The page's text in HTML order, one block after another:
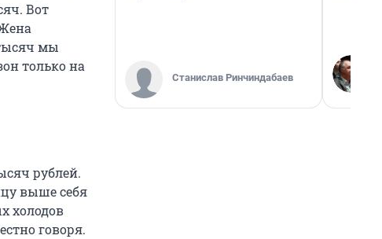
Вот
мы
только на
рублей.
выше себя
холодов
говоря.
Станислав Ринчиндабаев